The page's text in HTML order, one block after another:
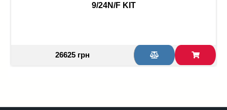
9/24N/F KIT
26625 грн